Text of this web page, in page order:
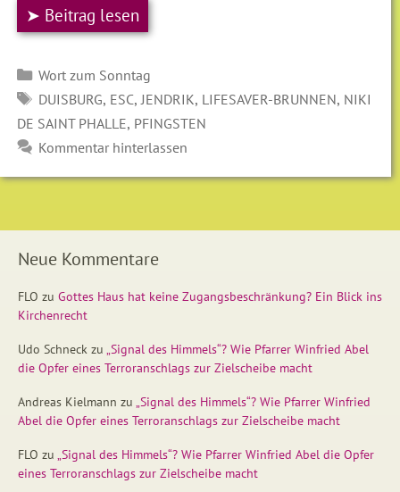
➤ Beitrag lesen
Kategorien
Wort zum Sonntag
SCHLAGWÖRTER
DUISBURG, ESC,JENDRIK, LIFESAVER-BRUNNEN, NIKI
DE SAINT PHALLE, PFINGSTEN
Kommentar hinterlassen
Neue Kommentare
FLO zu Gottes Haus hat keine Zugangsbeschränkung? Ein Blick ins
Kirchenrecht
Udo Schneck zu „Signal des Himmels“? Wie Pfarrer Winfried Abel
die Opfer eines Terroranschlags zur Zielscheibe macht
Andreas Kielmann zu „Signal des Himmels“? Wie Pfarrer Winfried
Abel die Opfer eines Terroranschlags zur Zielscheibe macht
FLO zu „Signal des Himmels“? Wie Pfarrer Winfried Abel die Opfer
eines Terroranschlags zur Zielscheibe macht